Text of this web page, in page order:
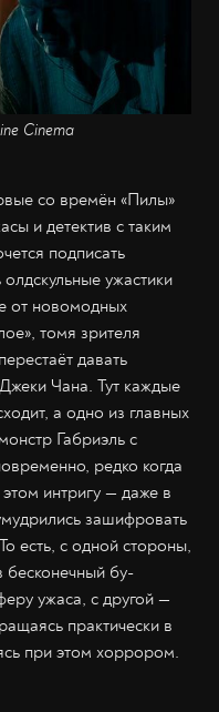
Cinema
со времён «Пилы»
и детектив с таким
подписать
ужастики
от новомодных
томя зрителя
давать
Чана. Тут каждые
а одно из главных
Габриэль с
редко когда
интригу — даже в
зашифровать
есть, с одной стороны,
бесконечный бу-
ужаса, с другой —
практически в
при этом хоррором.